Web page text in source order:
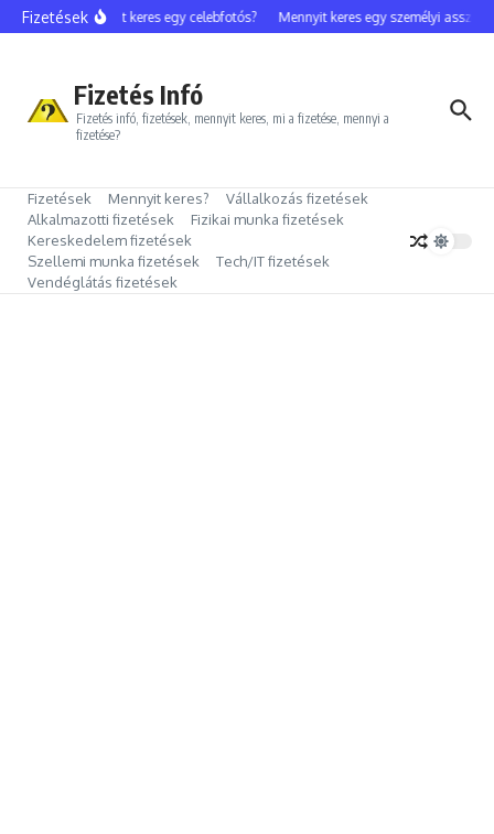
Ugrás a tartalomhoz
FizetésekMennyit keres egy celebfotós? Mennyit keres egy személyi
Fizetés Infó
Fizetés infó, fizetések, mennyit keres, mi a fizetése, mennyi a
fizetése?
Fizetések Mennyit keres?
Vállalkozás fizetések
Alkalmazotti fizetések
Fizikai munka fizetések
Kereskedelem fizetések
Szellemi munka fizetések
Tech/IT fizetések
Vendéglátás fizetések